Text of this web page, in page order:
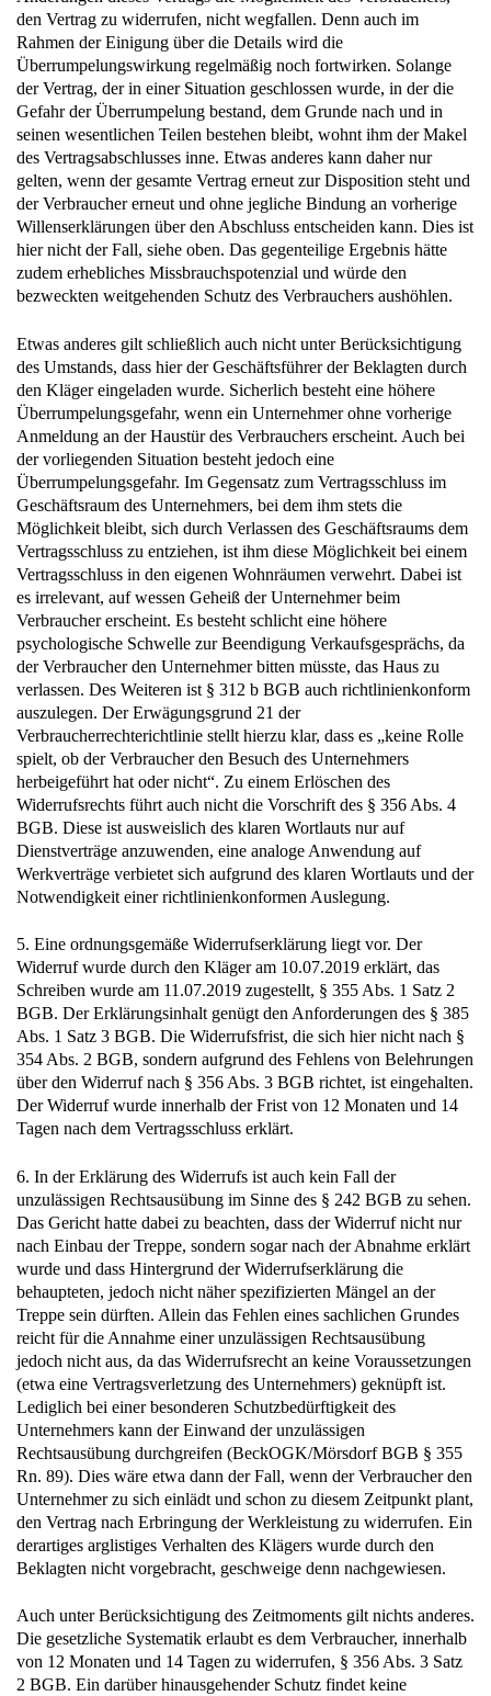
den Vertrag zu widerrufen, nicht wegfallen. Denn auch im
Rahmen der Einigung über die Details wird die
Überrumpelungswirkung regelmäßig noch fortwirken. Solange
der Vertrag, der in einer Situation geschlossen wurde, in der die
Gefahr der Überrumpelung bestand, dem Grunde nach und in
seinen wesentlichen Teilen bestehen bleibt, wohnt ihm der Makel
des Vertragsabschlusses inne. Etwas anderes kann daher nur
gelten, wenn der gesamte Vertrag erneut zur Disposition steht und
der Verbraucher erneut und ohne jegliche Bindung an vorherige
Willenserklärungen über den Abschluss entscheiden kann. Dies ist
hier nicht der Fall, siehe oben. Das gegenteilige Ergebnis hätte
zudem erhebliches Missbrauchspotenzial und würde den
bezweckten weitgehenden Schutz des Verbrauchers aushöhlen.
Etwas anderes gilt schließlich auch nicht unter Berücksichtigung
des Umstands, dass hier der Geschäftsführer der Beklagten durch
den Kläger eingeladen wurde. Sicherlich besteht eine höhere
Überrumpelungsgefahr, wenn ein Unternehmer ohne vorherige
Anmeldung an der Haustür des Verbrauchers erscheint. Auch bei
der vorliegenden Situation besteht jedoch eine
Überrumpelungsgefahr. Im Gegensatz zum Vertragsschluss im
Geschäftsraum des Unternehmers, bei dem ihm stets die
Möglichkeit bleibt, sich durch Verlassen des Geschäftsraums dem
Vertragsschluss zu entziehen, ist ihm diese Möglichkeit bei einem
Vertragsschluss in den eigenen Wohnräumen verwehrt. Dabei ist
es irrelevant, auf wessen Geheiß der Unternehmer beim
Verbraucher erscheint. Es besteht schlicht eine höhere
psychologische Schwelle zur Beendigung Verkaufsgesprächs, da
der Verbraucher den Unternehmer bitten müsste, das Haus zu
verlassen. Des Weiteren ist § 312 b BGB auch richtlinienkonform
auszulegen. Der Erwägungsgrund 21 der
Verbraucherrechterichtlinie stellt hierzu klar, dass es „keine Rolle
spielt, ob der Verbraucher den Besuch des Unternehmers
herbeigeführt hat oder nicht“. Zu einem Erlöschen des
Widerrufsrechts führt auch nicht die Vorschrift des § 356 Abs. 4
BGB. Diese ist ausweislich des klaren Wortlauts nur auf
Dienstverträge anzuwenden, eine analoge Anwendung auf
Werkverträge verbietet sich aufgrund des klaren Wortlauts und der
Notwendigkeit einer richtlinienkonformen Auslegung.
5. Eine ordnungsgemäße Widerrufserklärung liegt vor. Der
Widerruf wurde durch den Kläger am 10.07.2019 erklärt, das
Schreiben wurde am 11.07.2019 zugestellt, § 355 Abs. 1 Satz 2
BGB. Der Erklärungsinhalt genügt den Anforderungen des § 385
Abs. 1 Satz 3 BGB. Die Widerrufsfrist, die sich hier nicht nach §
354 Abs. 2 BGB, sondern aufgrund des Fehlens von Belehrungen
über den Widerruf nach § 356 Abs. 3 BGB richtet, ist eingehalten.
Der Widerruf wurde innerhalb der Frist von 12 Monaten und 14
Tagen nach dem Vertragsschluss erklärt.
6. In der Erklärung des Widerrufs ist auch kein Fall der
unzulässigen Rechtsausübung im Sinne des § 242 BGB zu sehen.
Das Gericht hatte dabei zu beachten, dass der Widerruf nicht nur
nach Einbau der Treppe, sondern sogar nach der Abnahme erklärt
wurde und dass Hintergrund der Widerrufserklärung die
behaupteten, jedoch nicht näher spezifizierten Mängel an der
Treppe sein dürften. Allein das Fehlen eines sachlichen Grundes
reicht für die Annahme einer unzulässigen Rechtsausübung
jedoch nicht aus, da das Widerrufsrecht an keine Voraussetzungen
(etwa eine Vertragsverletzung des Unternehmers) geknüpft ist.
Lediglich bei einer besonderen Schutzbedürftigkeit des
Unternehmers kann der Einwand der unzulässigen
Rechtsausübung durchgreifen (BeckOGK/Mörsdorf BGB § 355
Rn. 89). Dies wäre etwa dann der Fall, wenn der Verbraucher den
Unternehmer zu sich einlädt und schon zu diesem Zeitpunkt plant,
den Vertrag nach Erbringung der Werkleistung zu widerrufen. Ein
derartiges arglistiges Verhalten des Klägers wurde durch den
Beklagten nicht vorgebracht, geschweige denn nachgewiesen.
Auch unter Berücksichtigung des Zeitmoments gilt nichts anderes.
Die gesetzliche Systematik erlaubt es dem Verbraucher, innerhalb
von 12 Monaten und 14 Tagen zu widerrufen, § 356 Abs. 3 Satz
2 BGB. Ein darüber hinausgehender Schutz findet keine